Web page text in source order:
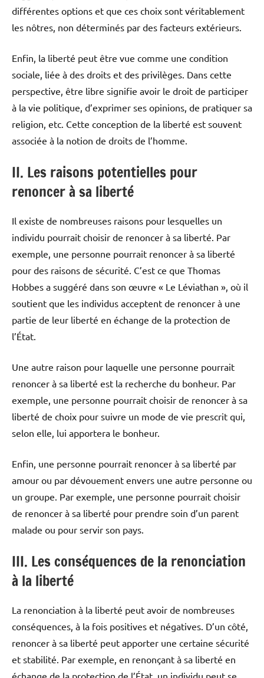
différentes options et que ces choix sont véritablement
les nôtres, non déterminés par des facteurs extérieurs.
Enfin, la liberté peut être vue comme une condition
sociale, liée à des droits et des privilèges. Dans cette
perspective, être libre signifie avoir le droit de participer
à la vie politique, d’exprimer ses opinions, de pratiquer sa
religion, etc. Cette conception de la liberté est souvent
associée à la notion de droits de l’homme.
II. Les raisons potentielles pour
renoncer à sa liberté
Il existe de nombreuses raisons pour lesquelles un
individu pourrait choisir de renoncer à sa liberté. Par
exemple, une personne pourrait renoncer à sa liberté
pour des raisons de sécurité. C’est ce que Thomas
Hobbes a suggéré dans son œuvre « Le Léviathan », où il
soutient que les individus acceptent de renoncer à une
partie de leur liberté en échange de la protection de
l’État.
Une autre raison pour laquelle une personne pourrait
renoncer à sa liberté est la recherche du bonheur. Par
exemple, une personne pourrait choisir de renoncer à sa
liberté de choix pour suivre un mode de vie prescrit qui,
selon elle, lui apportera le bonheur.
Enfin, une personne pourrait renoncer à sa liberté par
amour ou par dévouement envers une autre personne ou
un groupe. Par exemple, une personne pourrait choisir
de renoncer à sa liberté pour prendre soin d’un parent
malade ou pour servir son pays.
III. Les conséquences de la renonciation
à la liberté
La renonciation à la liberté peut avoir de nombreuses
conséquences, à la fois positives et négatives. D’un côté,
renoncer à sa liberté peut apporter une certaine sécurité
et stabilité. Par exemple, en renonçant à sa liberté en